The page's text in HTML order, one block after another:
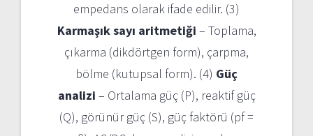
empedans olarak ifade edilir. (3)
Karmaşık sayı aritmetiği – Toplama,
çıkarma (dikdörtgen form), çarpma,
bölme (kutupsal form). (4) Güç
analizi – Ortalama güç (P), reaktif güç
(Q), görünür güç (S), güç faktörü (pf =